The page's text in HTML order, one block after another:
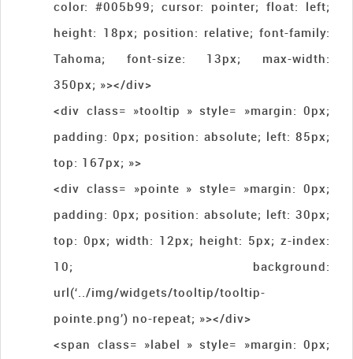
color: #005b99; cursor: pointer; float: left;
height: 18px; position: relative; font-family:
Tahoma; font-size: 13px; max-width:
350px; »></div>
<div class= »tooltip » style= »margin: 0px;
padding: 0px; position: absolute; left: 85px;
top: 167px; »>
<div class= »pointe » style= »margin: 0px;
padding: 0px; position: absolute; left: 30px;
top: 0px; width: 12px; height: 5px; z-index:
10; background:
url(‘../img/widgets/tooltip/tooltip-
pointe.png’) no-repeat; »></div>
<span class= »label » style= »margin: 0px;